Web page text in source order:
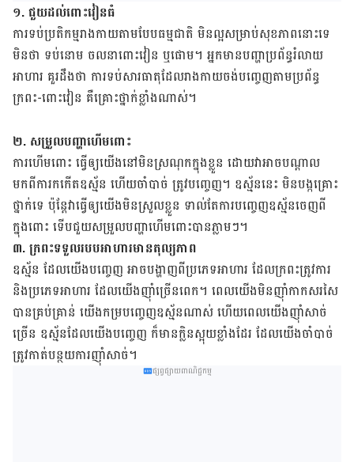
១. ជួយ​ដល់​ពោះវៀនធំ
ការទប់​ប្រតិកម្ម​រាងកាយ​តាម​បែប​ធម្មជាតិ មិន​ល្អ​សម្រាប់​សុខភាព​នោះទេ
មិន​ថា ទប់នោម ចលនា​ពោះវៀន ឬផោម។ អ្នកមាន​បញ្ហា​ប្រព័ន្ធរំលាយ​
អាហារ គួរដឹងថា ការទប់​សារធាតុ​ដែល​រាងកាយ​ចង់​បញ្ចេញ​តាម​​ប្រព័ន្ធ​
ក្រពះ-ពោះវៀន គឺគ្រោះថ្នាក់​ខ្លាំង​ណាស់។
២. សម្រួល​បញ្ហា​ហើមពោះ
ការហើមពោះ ធ្វើឲ្យ​យើង​នៅ​មិន​ស្រណុក​ក្នុង​ខ្លួន ដោយ​វាអាចបណ្ដាល​
មកពី​ការ​កកើត​ឧស្ម័ន ហើយ​ចាំបាច់ ត្រូវ​បញ្ចេញ។ ឧស្ម័ន​នេះ មិន​បង្ក​គ្រោះ
ថ្នាក់​ទេ ប៉ុន្ដែ​វា​ធ្វើ​ឲ្យ​យើង​មិន​ស្រួលខ្លួន ទាល់តែ​ការ​បញ្ចេញ​ឧស្ម័ន​ចេញពី​
ក្នុង​ពោះ ទើប​ជួយ​សម្រួល​បញ្ហា​ហើម​ពោះ​បាន​ភ្លាមៗ។
៣. ​ក្រពះ​ទទួលរបបអាហារ​មាន​តុល្យភាព
ឧស្ម័ន ដែល​យើង​បញ្ចេញ អាច​បង្ហាញ​ពី​ប្រភេទ​អាហារ ដែល​ក្រពះ​ត្រូវការ
និង​ប្រភេទ​អាហារ ដែល​យើង​ញ៉ាំ​ច្រើន​ពេក។ ពេល​យើង​មិន​ញ៉ាំ​កាកសរសៃ​
បាន​គ្រប់គ្រាន់ យើង​កម្រ​បញ្ចេញ​ឧស្ម័ន​ណាស់ ហើយ​ពេល​យើង​ញ៉ាំសាច់
ច្រើន ឧស្ម័ន​ដែល​យើង​បញ្ចេញ ក៏មាន​ក្លិន​ស្អុយ​ខ្លាំងដែរ ដែល​យើង​ចាំបាច់​
ត្រូវ​កាត់បន្ថយ​ការ​ញ៉ាំសាច់។
ផ្សព្វផ្សាយពាណិជ្ជកម្ម